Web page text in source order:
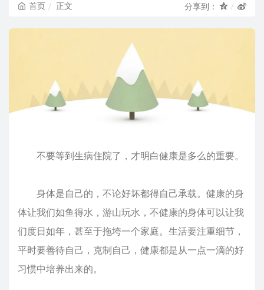
首页 正文 分享到：
不要等到生病住院了，才明白健康是多么的重要。
身体是自己的，不论好坏都得自己承载。健康的身
体让我们如鱼得水，游山玩水，不健康的身体可以让我
们度日如年，甚至于拖垮一个家庭。生活要注重细节，
平时要善待自己，克制自己，健康都是从一点一滴的好
习惯中培养出来的。